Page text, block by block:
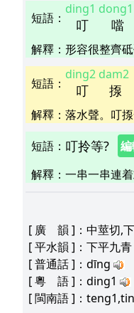
短語 ： 叮
ding1
噹
dong1
解釋 ： 形容很整齊
短語 ： 叮
ding2
揼
dam2
解釋 ： 落水聲。叮
短語 ： 叮拎等?
解釋 ： 一串一串連
[ 廣 韻 ]：中莖切,
[平水韻 ]：下平九青
[普通話]：dīng
[粵 語]：ding1
[閩南語]：